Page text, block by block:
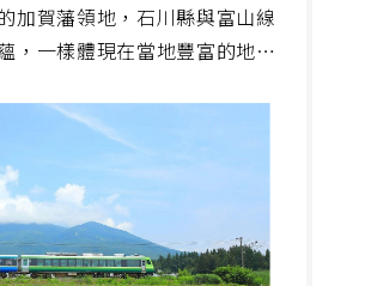
加賀藩領地，石川縣與富山線
，一樣體現在當地豐富的地方